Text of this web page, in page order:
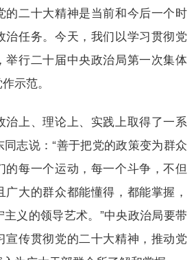
二十大精神是当前和今后一个时
治任务。今天，我们以学习贯彻党
举行二十届中央政治局第一次集体
示范。
上、理论上、实践上取得了一系
志说：“善于把党的政策变为群众
的每一个运动，每一个斗争，不但
大的群众都能懂得，都能掌握，
义的领导艺术。”中央政治局要带
宣传贯彻党的二十大精神，推动党